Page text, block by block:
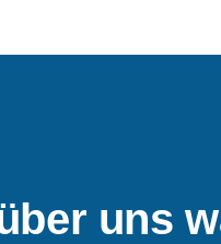
uns